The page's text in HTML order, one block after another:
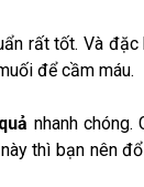
rất tốt. Và
để cầm máu.
nhanh chóng.
thì bạn nên